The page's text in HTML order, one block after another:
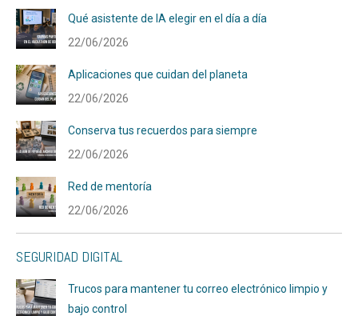
Qué asistente de IA elegir en el día a día
22/06/2026
Aplicaciones que cuidan del planeta
22/06/2026
Conserva tus recuerdos para siempre
22/06/2026
Red de mentoría
22/06/2026
SEGURIDAD DIGITAL
Trucos para mantener tu correo electrónico limpio y
bajo control